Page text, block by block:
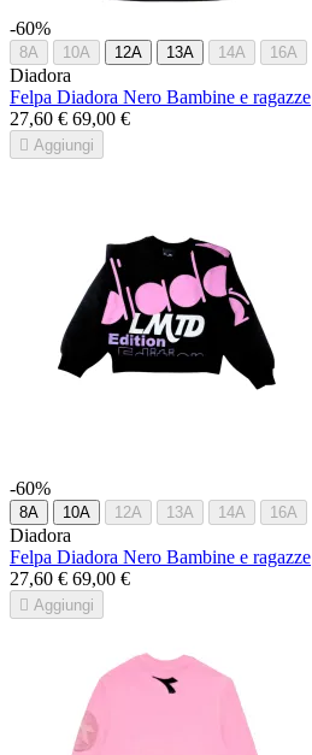
-60%
8A 10A 12A 13A 14A 16A
Diadora
Felpa Diadora Nero Bambine e ragazze
27,60 € 69,00 €
 Aggiungi
-60%
8A 10A 12A 13A 14A 16A
Diadora
Felpa Diadora Nero Bambine e ragazze
27,60 € 69,00 €
 Aggiungi